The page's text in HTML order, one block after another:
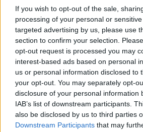
If you wish to opt-out of the sale,
processing of your personal or
targeted advertising by us, please use
section to confirm your selection.
opt-out request is processed you may
interest-based ads based on personal
us or personal information disclosed to
your opt-out. You may separately opt-
disclosure of your personal information
IAB’s list of downstream participants.
also be disclosed by us to third parties
Downstream Participants that may
hapësirat,
humbasë
akademisë